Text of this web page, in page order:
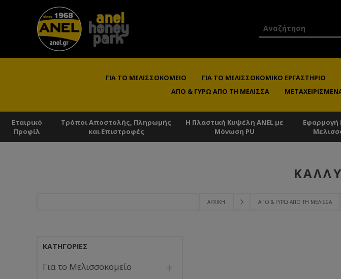
ΓΙΑ ΤΟ ΜΕΛΙΣΣΟΚΟΜΕΊΟ ΓΙΑ ΤΟ ΜΕΛΙΣΣΟΚΟΜΙΚΌ ΕΡΓΑΣΤΉΡΙΟ
ΑΠΌ & ΓΎΡΩ ΑΠΌ ΤΗ ΜΈΛΙΣΣΑ
Εταιρικό
Προφίλ
Τρόποι Αποστολής, Πληρωμής
και Επιστροφές
Η Πλαστική Κυψέλη ANEL με
Μόνωση PU
Εφαρμογή
ΑΡΧΙΚΉ ΑΠΌ & ΓΎΡΩ ΑΠΌ ΤΗ ΜΈΛΙΣΣΑ
ΚΑΤΗΓΟΡΊΕΣ
Για το Μελισσοκομείο +